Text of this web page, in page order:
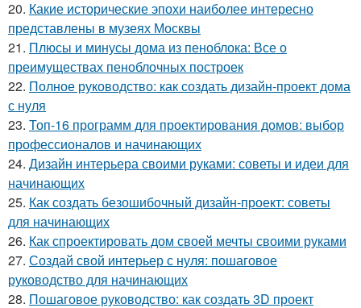
20. Какие исторические эпохи наиболее интересно
представлены в музеях Москвы
21. Плюсы и минусы дома из пеноблока: Все о
преимуществах пеноблочных построек
22. Полное руководство: как создать дизайн-проект дома
с нуля
23. Топ-16 программ для проектирования домов: выбор
профессионалов и начинающих
24. Дизайн интерьера своими руками: советы и идеи для
начинающих
25. Как создать безошибочный дизайн-проект: советы
для начинающих
26. Как спроектировать дом своей мечты своими руками
27. Создай свой интерьер с нуля: пошаговое
руководство для начинающих
28. Пошаговое руководство: как создать 3D проект